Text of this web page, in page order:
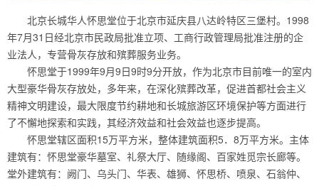
北京长城华人怀思堂位于北京市延庆县八达岭特区三堡村。1998
年7月31日经北京市民政局批准立项、工商行政管理局批准注册的企
业法人，专营骨灰存放和殡葬服务业务。
怀思堂于1999年9月9日9时9分开放，作为北京市目前唯一的室内
大型豪华骨灰存放处，多年来，在深化殡葬改革，促进首都社会主义
精神文明建设，最大限度节约耕地和长城旅游区环境保护等方面进行
了不懈地探索和实践，其经济效益和社会效益也逐步提高。
怀思堂辖区面积15万平方米，整体建筑面积5．8万平方米。主体
建筑有：怀思堂豪华墓室、礼祭大厅、随缘阁、百家姓觅宗长廊等。
堂外建筑有：阙门、乌头门、华表、雄狮、怀思桥、喷泉、石翁仲、